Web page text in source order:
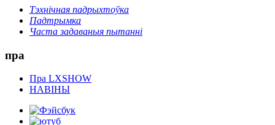
Тэхнічная падрыхтоўка
Падтрымка
Часта задаваныя пытанні
пра
Пра LXSHOW
НАВІНЫ